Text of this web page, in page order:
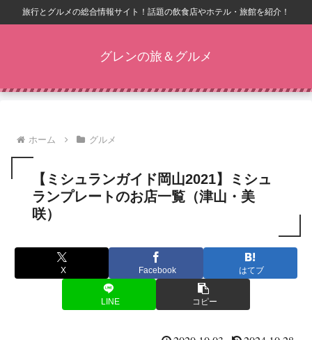
旅行とグルメの総合情報サイト！話題の飲食店やホテル・旅館を紹介！
グレンの旅＆グルメ
ホーム グルメ
【ミシュランガイド岡山2021】ミシュ
ランプレートのお店一覧（津山・美
咲）
X Facebook はてブ
LINE コピー